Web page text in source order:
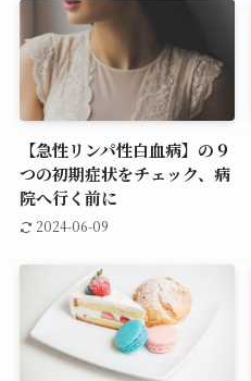
【急性リンパ性白血病】の９
つの初期症状をチェック、病
院へ行く前に
2024-06-09